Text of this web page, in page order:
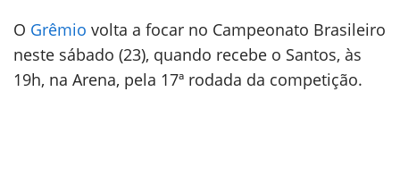
O Grêmio volta a focar no Campeonato Brasileiro
neste sábado (23), quando recebe o Santos, às
19h, na Arena, pela 17ª rodada da competição.